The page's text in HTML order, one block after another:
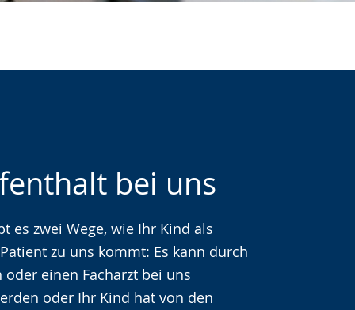
bei uns
es zwei Wege, wie Ihr Kind als
zu uns kommt: Es kann durch
oder einen Facharzt bei uns
oder Ihr Kind hat von den